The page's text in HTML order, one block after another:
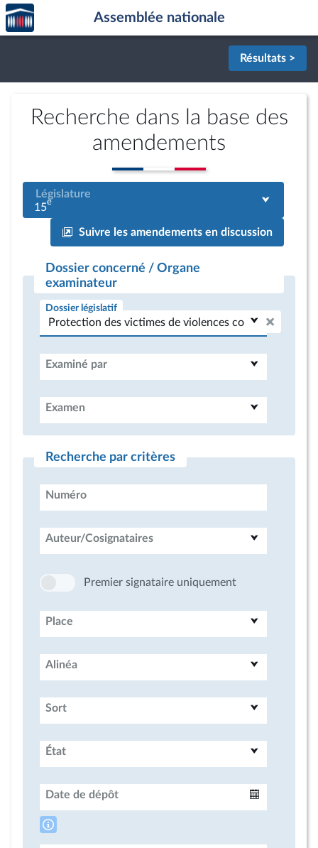
Aller au contenu
Aller en bas de la page
Accèder
à la
page
Assemblée nationale
Résultats >
Recherche dans la base des
amendements
Législature
15e
Suivre les amendements en discussion
Dossier concerné / Organe
examinateur
Dossier législatif
Examiné par
Examen
Recherche par critères
Numéro
Auteur/Cosignataires
Premier signataire uniquement
Place
Alinéa
Sort
État
Date de dépôt